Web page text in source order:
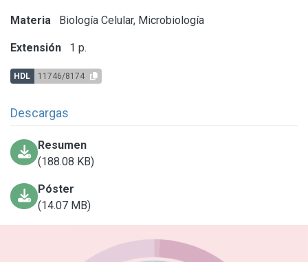
Materia Biología Celular, Microbiología
Extensión 1 p.
HDL 11746/8174
Descargas
Resumen
(188.08 KB)
Póster
(14.07 MB)